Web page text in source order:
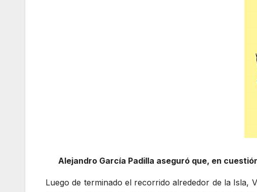
Alejandro García Padilla aseguró que, en
Luego de terminado el recorrido alrededor de la Isla,